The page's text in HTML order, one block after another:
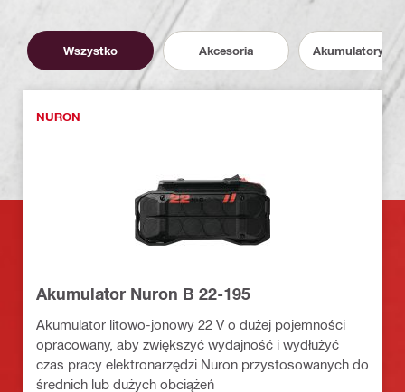
Wszystko Akcesoria Akumulatory i
NURON
Akumulator Nuron B 22-195
Akumulator litowo-jonowy 22 V o dużej pojemności
opracowany, aby zwiększyć wydajność i wydłużyć
czas pracy elektronarzędzi Nuron przystosowanych do
średnich lub dużych obciążeń